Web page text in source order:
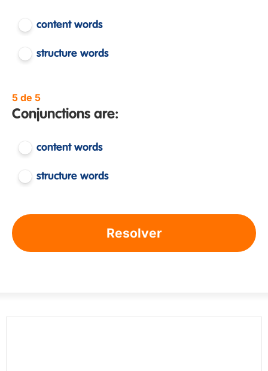
content words
structure words
5 de 5
Conjunctions are:
content words
structure words